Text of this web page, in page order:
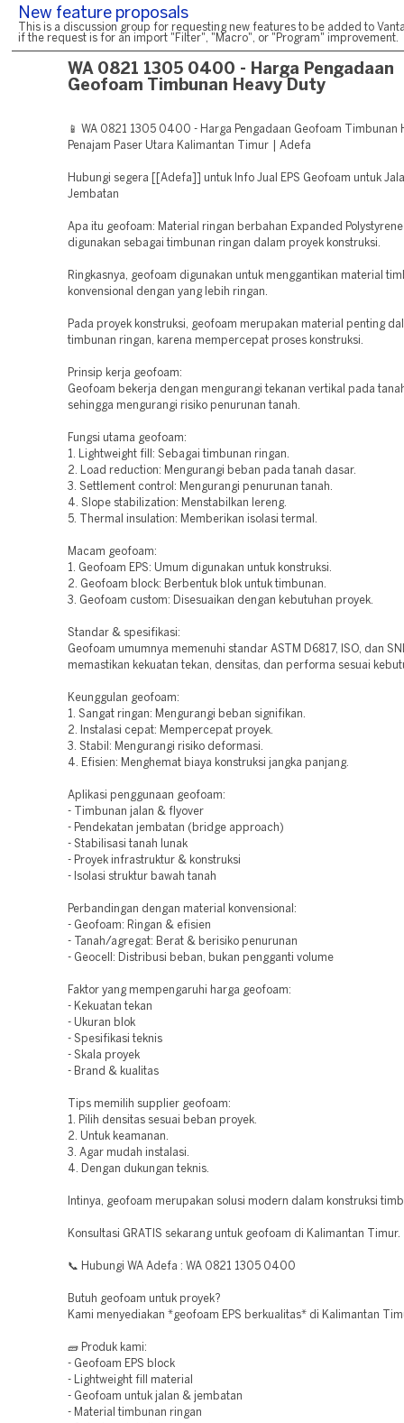
New feature proposals
This is a discussion group for requesting new features to be added to
if the request is for an import "Filter", "Macro", or "Program" improvement.
WA 0821 1305 0400 - Harga Pengadaan
Geofoam Timbunan Heavy Duty
📱 WA 0821 1305 0400 - Harga Pengadaan Geofoam Timbunan
Penajam Paser Utara Kalimantan Timur | Adefa
Hubungi segera [[Adefa]] untuk Info Jual EPS Geofoam untuk
Jembatan
Apa itu geofoam: Material ringan berbahan Expanded Polystyrene
digunakan sebagai timbunan ringan dalam proyek konstruksi.
Ringkasnya, geofoam digunakan untuk menggantikan material
konvensional dengan yang lebih ringan.
Pada proyek konstruksi, geofoam merupakan material penting
timbunan ringan, karena mempercepat proses konstruksi.
Prinsip kerja geofoam:
Geofoam bekerja dengan mengurangi tekanan vertikal pada
sehingga mengurangi risiko penurunan tanah.
Fungsi utama geofoam:
1. Lightweight fill: Sebagai timbunan ringan.
2. Load reduction: Mengurangi beban pada tanah dasar.
3. Settlement control: Mengurangi penurunan tanah.
4. Slope stabilization: Menstabilkan lereng.
5. Thermal insulation: Memberikan isolasi termal.
Macam geofoam:
1. Geofoam EPS: Umum digunakan untuk konstruksi.
2. Geofoam block: Berbentuk blok untuk timbunan.
3. Geofoam custom: Disesuaikan dengan kebutuhan proyek.
Standar & spesifikasi:
Geofoam umumnya memenuhi standar ASTM D6817, ISO, dan
memastikan kekuatan tekan, densitas, dan performa sesuai
Keunggulan geofoam:
1. Sangat ringan: Mengurangi beban signifikan.
2. Instalasi cepat: Mempercepat proyek.
3. Stabil: Mengurangi risiko deformasi.
4. Efisien: Menghemat biaya konstruksi jangka panjang.
Aplikasi penggunaan geofoam:
- Timbunan jalan & flyover
- Pendekatan jembatan (bridge approach)
- Stabilisasi tanah lunak
- Proyek infrastruktur & konstruksi
- Isolasi struktur bawah tanah
Perbandingan dengan material konvensional:
- Geofoam: Ringan & efisien
- Tanah/agregat: Berat & berisiko penurunan
- Geocell: Distribusi beban, bukan pengganti volume
Faktor yang mempengaruhi harga geofoam:
- Kekuatan tekan
- Ukuran blok
- Spesifikasi teknis
- Skala proyek
- Brand & kualitas
Tips memilih supplier geofoam:
1. Pilih densitas sesuai beban proyek.
2. Untuk keamanan.
3. Agar mudah instalasi.
4. Dengan dukungan teknis.
Intinya, geofoam merupakan solusi modern dalam konstruksi
Konsultasi GRATIS sekarang untuk geofoam di Kalimantan Timur.
📞 Hubungi WA Adefa : WA 0821 1305 0400
Butuh geofoam untuk proyek?
Kami menyediakan *geofoam EPS berkualitas* di Kalimantan
🧱 Produk kami:
- Geofoam EPS block
- Lightweight fill material
- Geofoam untuk jalan & jembatan
- Material timbunan ringan